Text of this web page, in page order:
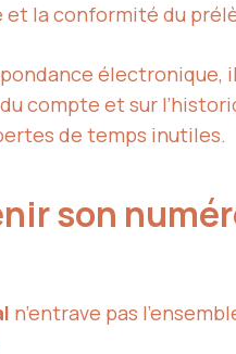
la conformité du
électronique,
compte et sur
de temps inutiles.
son
n’entrave pas